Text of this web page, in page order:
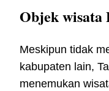
Objek wisata
Meskipun tidak
kabupaten lain,
menemukan